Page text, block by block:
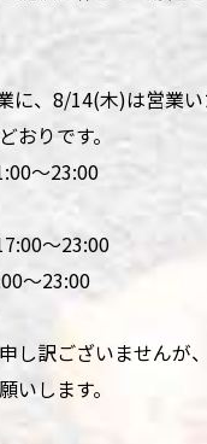
、8/14(木)は営業い
おりです。
～23:00
～23:00
～23:00
し訳ございませんが、
いします。